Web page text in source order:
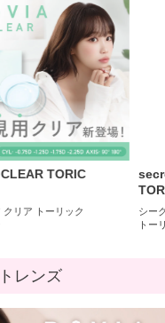
トキャンディーマジック
ワンデー
キャ
ンデ
レンズ